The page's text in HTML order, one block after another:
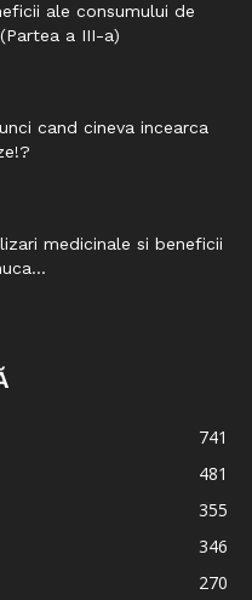
ale consumului de
a III-a)
cand cineva incearca
medicinale si beneficii
741
481
355
346
270